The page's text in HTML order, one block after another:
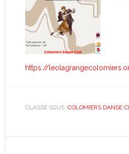
https://
CLASSÉ SOUS :COLOMIERS DANSE